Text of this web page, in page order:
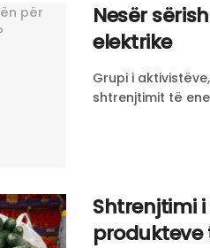
Nesër
elektrike
Grupi i
shtrenjtimit të
Shtrenjtimi
produkteve